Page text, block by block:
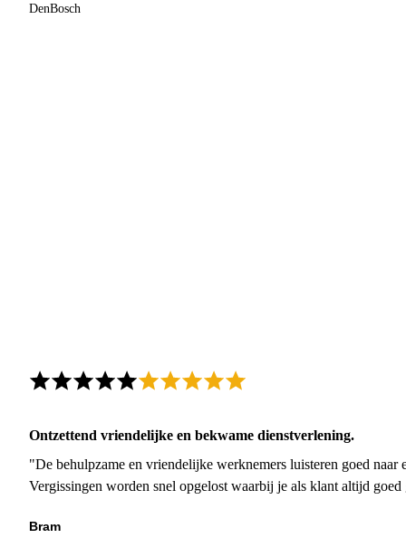
DenBosch
Ontzettend vriendelijke en bekwame dienstverlening.
"De behulpzame en vriendelijke werknemers luisteren goed naar
Vergissingen worden snel opgelost waarbij je als klant altijd
Bram